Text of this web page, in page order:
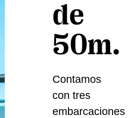
de
50m.
Contamos
con tres
embarcaciones